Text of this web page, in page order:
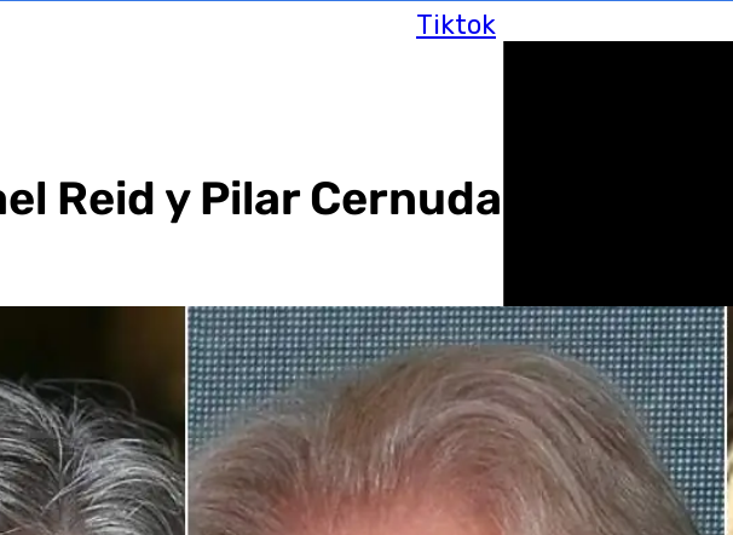
Tiktok
Reid y Pilar Cernuda estarán